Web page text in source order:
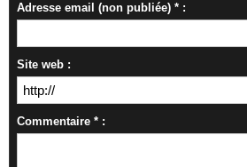
Adresse email (non publiée) * :
Site web :
Commentaire * :